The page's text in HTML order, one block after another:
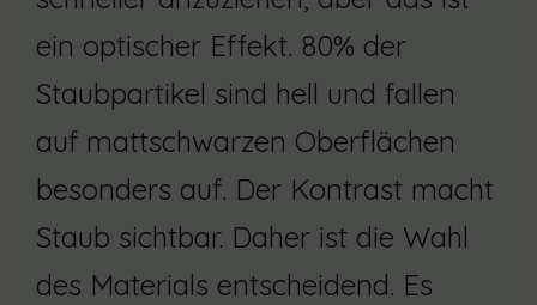
ein optischer Effekt. 80% der
Staubpartikel sind hell und fallen
auf mattschwarzen Oberflächen
besonders auf. Der Kontrast macht
Staub sichtbar. Daher ist die Wahl
des Materials entscheidend. Es